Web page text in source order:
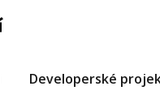
Developerské